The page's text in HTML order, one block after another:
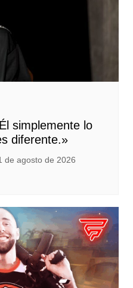
simplemente lo
diferente.»
de agosto de 2026